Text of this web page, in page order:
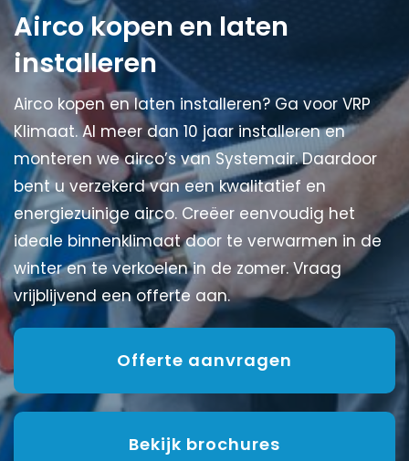
Airco kopen en laten
installeren
Airco kopen en laten installeren? Ga voor VRP
Klimaat. Al meer dan 10 jaar installeren en
monteren we airco’s van Systemair. Daardoor
bent u verzekerd van een kwalitatief en
energiezuinige airco. Creëer eenvoudig het
ideale binnenklimaat door te verwarmen in de
winter en te verkoelen in de zomer. Vraag
vrijblijvend een offerte aan.
Offerte aanvragen
Bekijk brochures